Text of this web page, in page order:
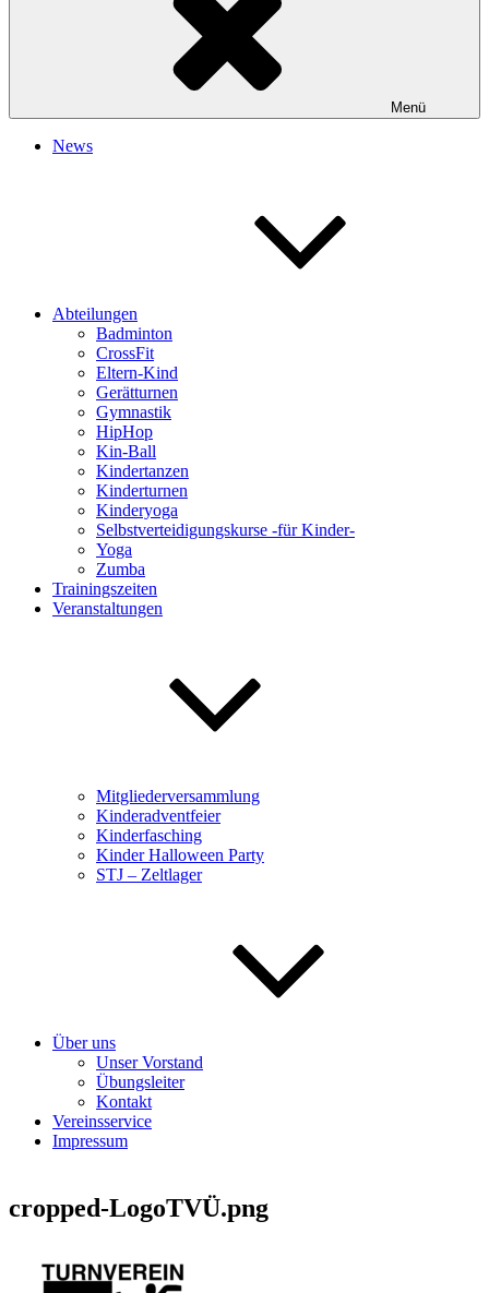
Menü
News
Abteilungen
Badminton
CrossFit
Eltern-Kind
Gerätturnen
Gymnastik
HipHop
Kin-Ball
Kindertanzen
Kinderturnen
Kinderyoga
Selbstverteidigungskurse -für Kinder-
Yoga
Zumba
Trainingszeiten
Veranstaltungen
Mitgliederversammlung
Kinderadventfeier
Kinderfasching
Kinder Halloween Party
STJ – Zeltlager
Über uns
Unser Vorstand
Übungsleiter
Kontakt
Vereinsservice
Impressum
cropped-LogoTVÜ.png